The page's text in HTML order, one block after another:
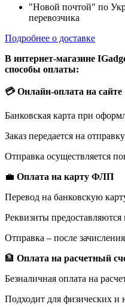
"Новой почтой" по
перевозчика
Подробнее о доставке
В интернет-магазине
способы оплаты:
💳 Онлайн-оплата на сайте
Банковская карта при
Заказ передается на
Отправка осуществляется
💼 Оплата на карту ФЛП
Перевод на банковскую
Реквизиты
Отправка – после
🏦 Оплата на расчетный
Безналичная оплата на
Подходит для физических и